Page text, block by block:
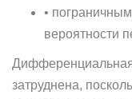
•
вероятности
Дифференциальная
затруднена,